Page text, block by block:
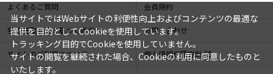
よくあるご質問 会員規約
特定商取引法に基づく表示 お問い合わせ
サイトのご利用について 個人情報保護方針
当サイトではWebサイトの利便性向上およびコンテンツの最適な
提供を目的としてCookieを使用しています。
トラッキング目的でCookieを使用していません。
サイトの閲覧を継続された場合、Cookieの利用に同意したものと
いたします。